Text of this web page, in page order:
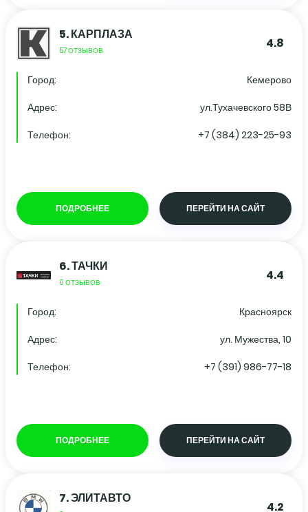
5.КАРПЛАЗА
57 ОТЗЫВОВ 4.8
Город:
Кемерово
Адрес:
ул.Тухачевского 58В
Телефон:
+7 (384) 223-25-93
ПОДРОБНЕЕ ПЕРЕЙТИ НА САЙТ
6.ТАЧКИ
0 ОТЗЫВОВ 4.4
Город:
Красноярск
Адрес:
ул. Мужества, 10
Телефон:
+7 (391) 986-77-18
ПОДРОБНЕЕ ПЕРЕЙТИ НА САЙТ
7.ЭЛИТАВТО
4.2